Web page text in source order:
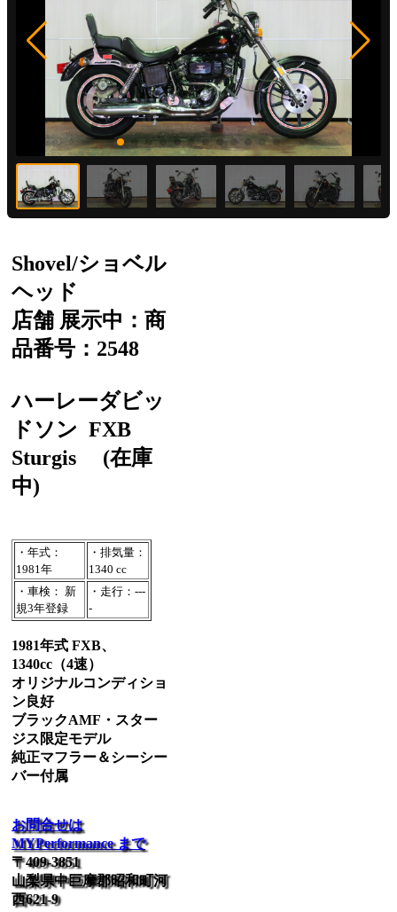
Shovel/ショベル
ヘッド
店舗 展示中：商
品番号：2548
ハーレーダビッ
ドソン FXB
Sturgis
(在庫
中)
・年式：
1981年
・排気量：
1340 cc
・車検： 新
規3年登録
・走行：---
-
1981年式 FXB、
1340cc（4速）
オリジナルコンディショ
ン良好
ブラックAMF・スター
ジス限定モデル
純正マフラー＆シーシー
バー付属
お問合せは
MYPerformance まで
〒409-3851
山梨県中巨摩郡昭和町河
西621-9